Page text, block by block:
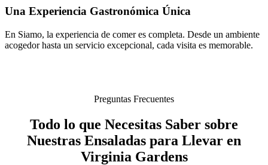
Una Experiencia Gastronómica Única
En Siamo, la experiencia de comer es completa. Desde un ambiente
acogedor hasta un servicio excepcional, cada visita es memorable.
Preguntas Frecuentes
Todo lo que Necesitas Saber sobre
Nuestras Ensaladas para Llevar en
Virginia Gardens